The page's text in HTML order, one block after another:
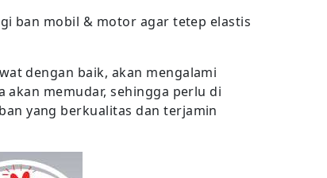
ban mobil & motor agar tetep elastis
dengan baik, akan mengalami
memudar, sehingga perlu di
yang berkualitas dan terjamin